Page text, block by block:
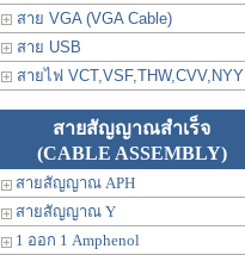
สาย VGA (VGA Cable)
สาย USB
สายไฟ VCT,VSF,THW,CVV,NYY
สายสัญญาณสำเร็จ
(CABLE ASSEMBLY)
สายสัญญาณ APH
สายสัญญาณ Y
1 ออก 1 Amphenol